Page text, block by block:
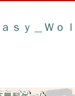
ｓｙ＿Ｗｏ